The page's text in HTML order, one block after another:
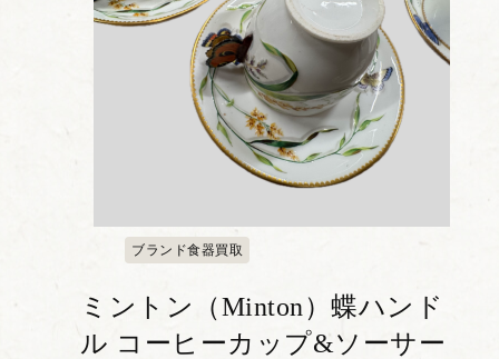
ブランド食器買取
ミントン（Minton）蝶ハンド
ル コーヒーカップ&ソーサー